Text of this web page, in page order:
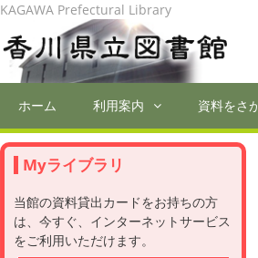
KAGAWA Prefectural Library
ホーム 利用案内 資料をさ
Myライブラリ
当館の資料貸出カードをお持ちの方
は、今すぐ、インターネットサービス
をご利用いただけます。